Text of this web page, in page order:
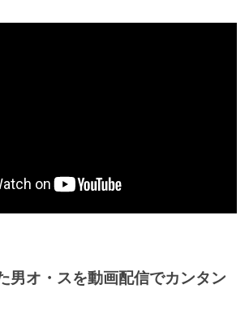
男オ・スを動画配信でカンタン